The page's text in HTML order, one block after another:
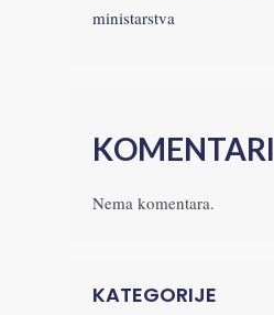
ministarstva
KOMENTARI
Nema komentara.
KATEGORIJE